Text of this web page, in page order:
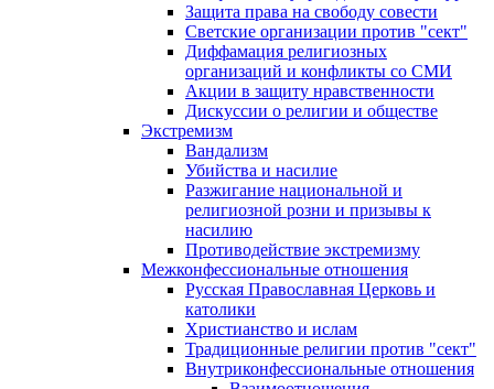
Защита права на свободу совести
Светские организации против "сект"
Диффамация религиозных
организаций и конфликты со СМИ
Акции в защиту нравственности
Дискуссии о религии и обществе
Экстремизм
Вандализм
Убийства и насилие
Разжигание национальной и
религиозной розни и призывы к
насилию
Противодействие экстремизму
Межконфессиональные отношения
Русская Православная Церковь и
католики
Христианство и ислам
Традиционные религии против "сект"
Внутриконфессиональные отношения